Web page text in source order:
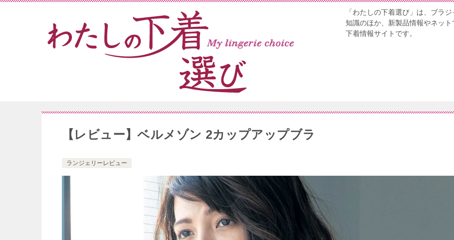
「わたしの下着選び」は、ブラ
知識のほか、新製品情報やネッ
下着情報サイトです。
【レビュー】ベルメゾン 2カップアップブラ
ランジェリーレビュー